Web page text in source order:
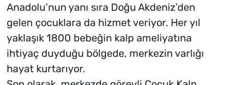
Anadolu’nun yanı sıra Doğu Akdeniz’den
gelen çocuklara da hizmet veriyor. Her yıl
yaklaşık 1800 bebeğin kalp ameliyatına
ihtiyaç duyduğu bölgede, merkezin varlığı
hayat kurtarıyor.